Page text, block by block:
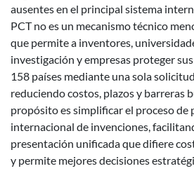
ausentes en el principal sistema
PCT no es un mecanismo técnico
que permite a inventores,
investigación y empresas proteger
158 países mediante una sola
reduciendo costos, plazos y barreras
propósito es simplificar el proceso de
internacional de invenciones,
presentación unificada que difiere
y permite mejores decisiones